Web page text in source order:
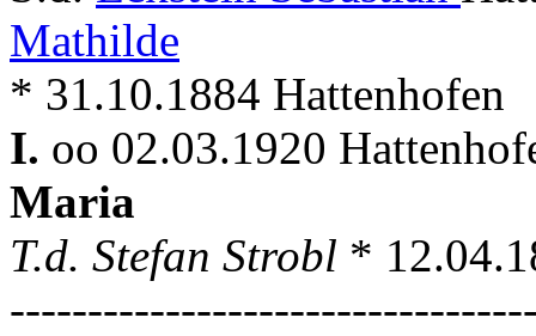
Mathilde
* 31.10.1884 Hattenhofen
I. oo 02.03.1920
Maria
T.d. Stefan Strobl *